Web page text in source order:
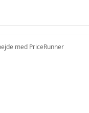
med PriceRunner